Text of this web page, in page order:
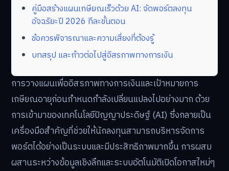
คู่มือสร้างแผนเกษียณเร็วด้วย AI: จัดพอร์ตลงทุน
อัจฉริยะปี 2026 ทีละขั้นตอน
ข้อควรพิจารณาและความเสี่ยงที่ต้องรู้
บทสรุป และก้าวต่อไปสู่อิสรภาพทางการเงิน
การวางแผนเพื่ออิสรภาพทางการเงินและเป้าหมายการ
เกษียณอายุก่อนกำหนดกำลังเปลี่ยนแปลงไปอย่างมาก ด้วย
การเข้ามาของเทคโนโลยีปัญญาประดิษฐ์ (AI) ซึ่งกลายเป็น
เครื่องมือสำคัญที่ช่วยให้นักลงทุนสามารถบริหารจัดการ
พอร์ตได้อย่างเป็นระบบและมีประสิทธิภาพมากขึ้น การผสม
ผสานระหว่างข้อมูลเชิงลึกและระบบอัตโนมัติเปิดโอกาสใหม่ๆ